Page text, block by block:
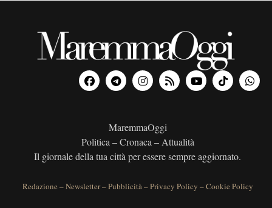
MaremmaOggi
Politica – Cronaca – Attualità
Il giornale della tua città per essere sempre aggiornato.
Redazione –Newsletter–Pubblicità–Privacy Policy –Cookie Policy